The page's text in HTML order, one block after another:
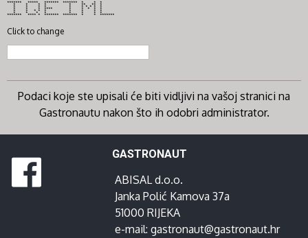
******* ***** ******* ******* * * *
* * * * * ** ** *
* * * * * * * * * *
* * * **** * * * * *
* * * * * * * * *
* * * * * * * *
******* **** * ******* ******* * * *******
Click to change
Podaci koje ste upisali će biti vidljivi na vašoj stranici na
Gastronautu nakon što ih odobri administrator.
GASTRONAUT
ABISAL d.o.o.
Janka Polić Kamova 37a
51000 RIJEKA
e-mail: gastronaut@gastronaut.hr